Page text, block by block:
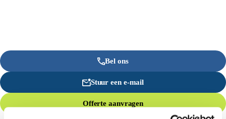
Bel ons
Stuur een e-mail
Offerte aanvragen